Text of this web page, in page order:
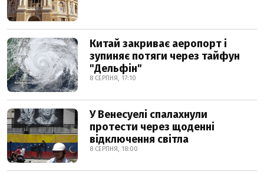
Китай закриває аеропорт і
зупиняє потяги через тайфун
"Дельфін"
8 СЕРПНЯ, 17:10
У Венесуелі спалахнули
протести через щоденні
відключення світла
8 СЕРПНЯ, 18:00